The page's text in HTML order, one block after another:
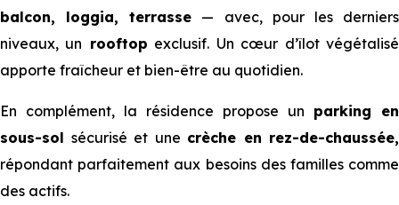
balcon, loggia, terrasse — avec, pour les derniers
niveaux, un rooftop exclusif. Un cœur d’îlot végétalisé
apporte fraîcheur et bien-être au quotidien.
En complément, la résidence propose un parking en
sous-sol sécurisé et une crèche en rez-de-chaussée,
répondant parfaitement aux besoins des familles comme
des actifs.